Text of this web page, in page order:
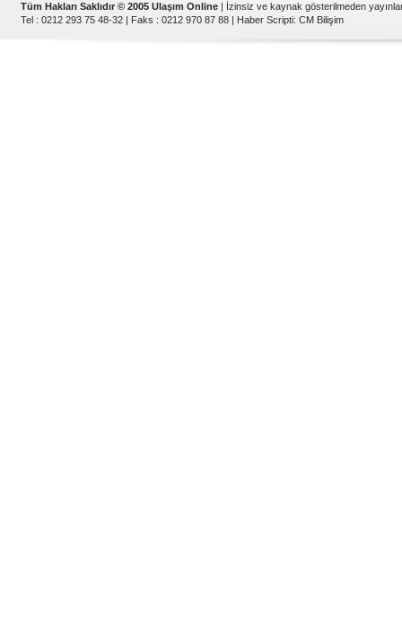
Tüm Hakları Saklıdır © 2005 Ulaşım Online | İzinsiz ve kaynak gösterilmeden
Tel : 0212 293 75 48-32 | Faks : 0212 970 87 88 | Haber Scripti: CM Bilişim